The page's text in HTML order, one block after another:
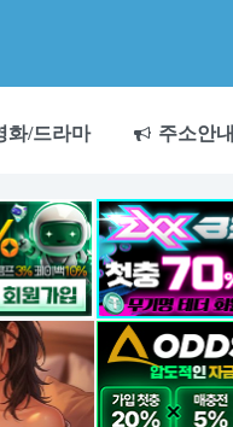
화/드라마 주소안내